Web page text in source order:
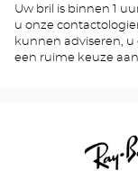
Uw bril is binnen 1
u onze
kunnen adviseren,
een ruime keuze